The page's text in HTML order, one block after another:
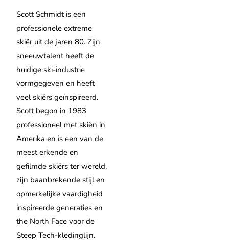
Scott Schmidt is een
professionele extreme
skiër uit de jaren 80. Zijn
sneeuwtalent heeft de
huidige ski-industrie
vormgegeven en heeft
veel skiërs geïnspireerd.
Scott begon in 1983
professioneel met skiën in
Amerika en is een van de
meest erkende en
gefilmde skiërs ter wereld,
zijn baanbrekende stijl en
opmerkelijke vaardigheid
inspireerde generaties en
the North Face voor de
Steep Tech-kledinglijn.